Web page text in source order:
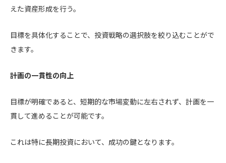
えた資産形成を行う。
目標を具体化することで、投資戦略の選択肢を絞り込むことがで
きます。
計画の一貫性の向上
目標が明確であると、短期的な市場変動に左右されず、計画を一
貫して進めることが可能です。
これは特に長期投資において、成功の鍵となります。